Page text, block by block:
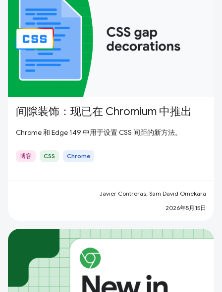
间隙装饰：现已在 Chromium 中推出
Chrome 和 Edge 149 中用于设置 CSS 间距的新方法。
博客 CSS Chrome
Javier Contreras, Sam David Omekara
2026年5月15日